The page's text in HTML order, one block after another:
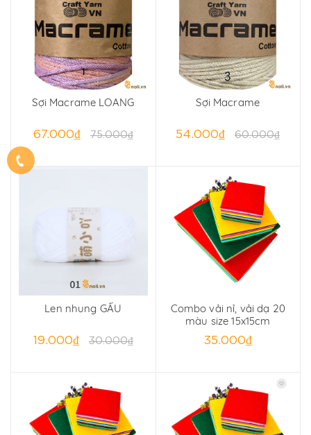
Sợi Macrame LOANG
67.000₫ 75.000₫
Sợi Macrame
54.000₫ 60.000₫
Len nhung GẤU
19.000₫ 30.000₫
Combo vải nỉ, vải dạ 20
màu size 15x15cm
35.000₫